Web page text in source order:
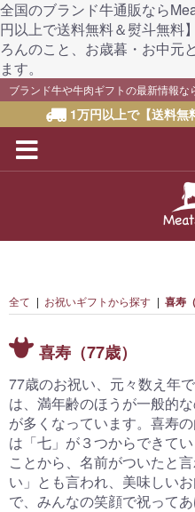
全国のブランド牛通販なら
円以上で送料無料＆熨斗無料
ろんのこと、お歳暮・お中元
ます。
ブランド牛や牛肉ギフトの最新情報な
1万円以上で【送料無
全て | お祝いギフトから探す | 喜寿
喜寿（77歳）
77歳のお祝い、元々数え年
は、満年齢のほうが一般的
が多くなっています。喜寿
は「七」が３つからできて
ことから、名前がついたと
い」とも言われ、美味しい
で、みんなの笑顔で祝ってあ